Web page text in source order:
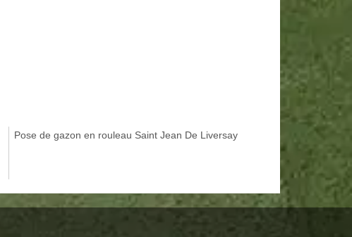
Pose de gazon en rouleau Saint Jean De Liversay